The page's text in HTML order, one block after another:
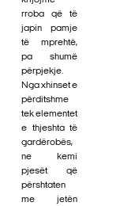
rroba që të
japin pamje
të mprehtë,
pa shumë
përpjekje.
Nga xhinset e
përditshme
tek elementet
e thjeshta të
gardërobës,
ne kemi
pjesët që
përshtaten
me jetën